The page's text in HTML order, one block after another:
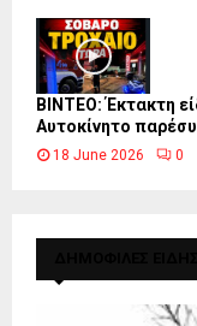
ΒΙΝΤΕΟ: Έκτακτη
Αυτοκίνητο
18 June 2026 0